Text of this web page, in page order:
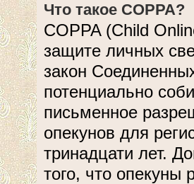
Что такое COPPA?
COPPA (Child
защите личных
закон
потенциально
письменное
опекунов для
тринадцати лет.
того, что опекуны